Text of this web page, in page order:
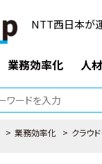
NTT西日本が
業務効率化 人
> 業務効率化 > クラウ